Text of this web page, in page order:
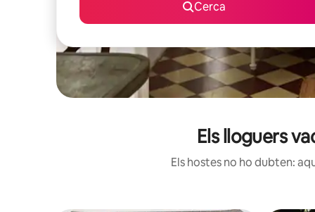
Cerca
Els lloguers
Els hostes no ho dubten: